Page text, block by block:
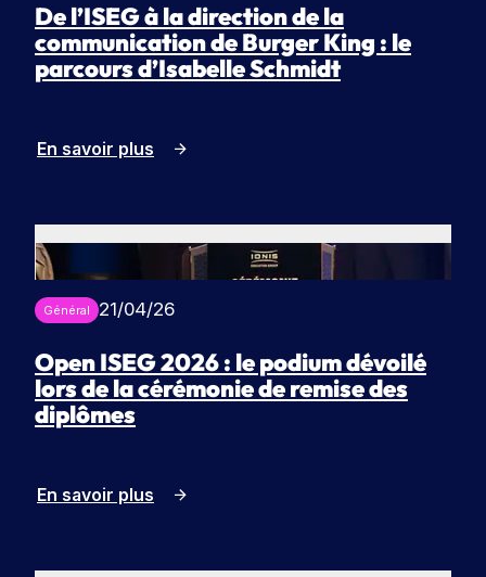
De l’ISEG à la direction de la
communication de Burger King : le
parcours d’Isabelle Schmidt
En savoir plus
Général 21/04/26
Open ISEG 2026 : le podium dévoilé
lors de la cérémonie de remise des
diplômes
En savoir plus